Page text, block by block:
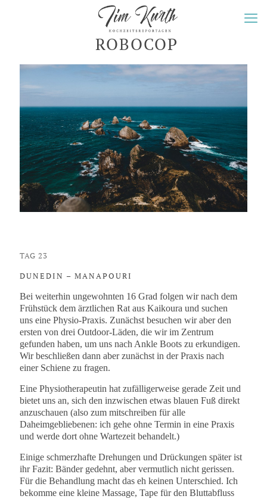
ROBOCOP
TAG 23
DUNEDIN – MANAPOURI
Bei weiterhin ungewohnten 16 Grad folgen wir nach dem
Frühstück dem ärztlichen Rat aus Kaikoura und suchen
uns eine Physio-Praxis. Zunächst besuchen wir aber den
ersten von drei Outdoor-Läden, die wir im Zentrum
gefunden haben, um uns nach Ankle Boots zu erkundigen.
Wir beschließen dann aber zunächst in der Praxis nach
einer Schiene zu fragen.
Eine Physiotherapeutin hat zufälligerweise gerade Zeit und
bietet uns an, sich den inzwischen etwas blauen Fuß direkt
anzuschauen (also zum mitschreiben für alle
Daheimgebliebenen: ich gehe ohne Termin in eine Praxis
und werde dort ohne Wartezeit behandelt.)
Einige schmerzhafte Drehungen und Drückungen später ist
ihr Fazit: Bänder gedehnt, aber vermutlich nicht gerissen.
Für die Behandlung macht das eh keinen Unterschied. Ich
bekomme eine kleine Massage, Tape für den Bluttabfluss